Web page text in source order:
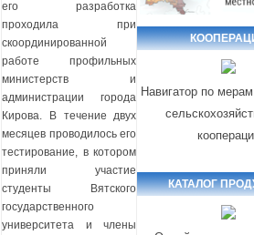
его разработка
проходила при
скоординированной
работе профильных
министерств и
администрации города
Кирова. В течение двух
месяцев проводилось его
тестирование, в котором
приняли участие
студенты Вятского
государственного
университета и члены
Навигатор по
КАТАЛОГ